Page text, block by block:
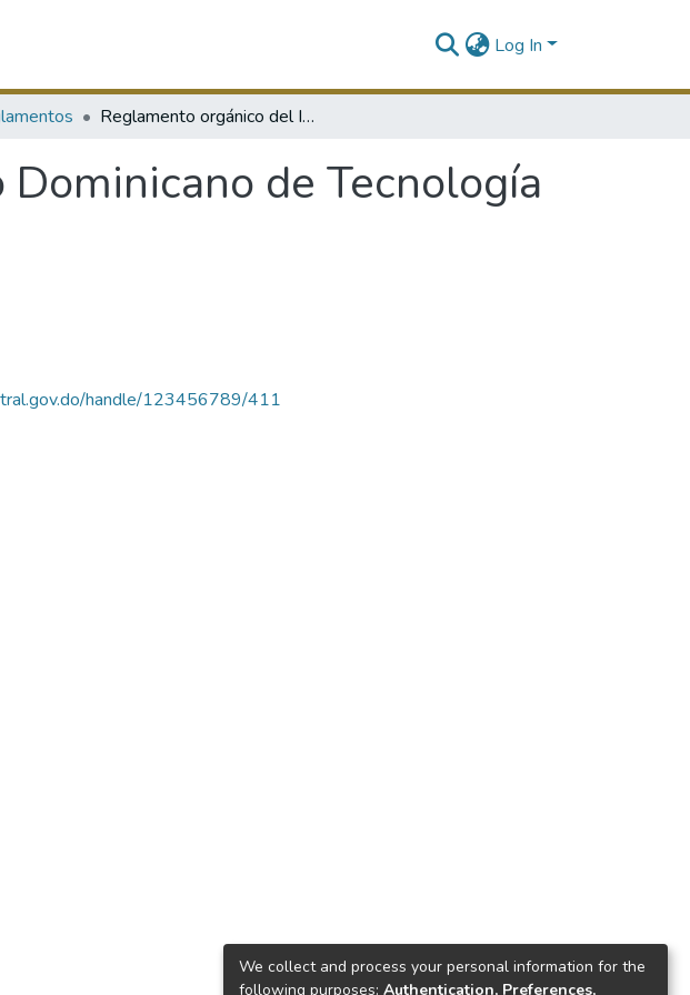
Log In
Reglamento orgánico del Instituto Dominicano de Tecnología Industrial
de Tecnología
handle/123456789/411
We collect and process your personal information for the
following purposes: Authentication, Preferences,